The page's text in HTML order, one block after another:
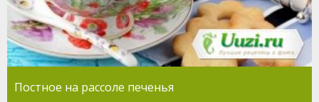
Постное на рассоле печенья